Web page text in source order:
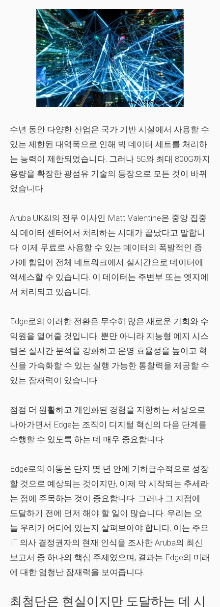
수년 동안 다양한 산업은 국가 기반 시설에서 사용할 수
있는 제한된 대역폭으로 인해 빅 데이터 세트를 처리하
는 능력이 제한되었습니다. 그러나 5G와 최대 800G까지
용량을 확장한 광섬유 기술의 등장으로 모든 것이 바뀌
었습니다.
Aruba UK&I의 전무 이사인 Matt Valentine은 중앙 집중
식 데이터 센터에서 처리하는 시대가 끝났다고 말합니
다. 이제 무료로 사용할 수 있는 데이터의 폭발적인 증
가에 힘입어 전체 네트워크에서 실시간으로 데이터에
액세스할 수 있습니다. 이 데이터는 주변부 또는 엣지에
서 처리되고 있습니다.
Edge로의 이러한 전환은 무수히 많은 새로운 기회와 수
익원을 열어줄 것입니다. 뿐만 아니라 지능형 에지 시스
템은 실시간 분석을 강화하고 운영 효율성을 높이고 혁
신을 가속화할 수 있는 실행 가능한 통찰력을 제공할 수
있는 잠재력이 있습니다.
점점 더 원활하고 개인화된 경험을 지향하는 세상으로
나아가면서 Edge는 조직이 디지털 혁신의 다음 단계를
수행할 수 있도록 하는 데 매우 중요합니다.
Edge로의 이동은 단지 몇 년 안에 기하급수적으로 성장
할 것으로 예상되는 것이지만, 이제 막 시작되는 추세라
는 점에 주목하는 것이 중요합니다. 그러나 그 지점에
도달하기 전에 먼저 해야 할 일이 많습니다. 우리는 오
늘 우리가 어디에 있는지 살펴보아야 합니다. 이는 주요
IT 의사 결정권자의 현재 인식을 조사한 Aruba의 최신
보고서 중 하나의 핵심 주제였으며, 결과는 Edge의 미래
에 대한 엄청난 잠재력을 보여줍니다.
최첨단은 현실이지만 도달하는 데 시